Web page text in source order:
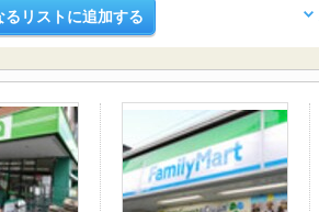
るリストに追加する